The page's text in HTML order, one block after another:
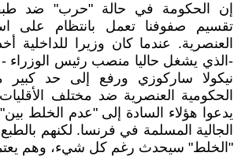
إن الحكومة في حالة "حرب" ضد
تقسيم صفوفنا تعمل بانتظام على
العنصرية. عندما كان وزيرا للداخلية
-الذي يشغل حاليا منصب رئيس الوزراء
نيكولا ساركوزي ورفع إلى حد كبير
الحكومية العنصرية ضد مختلف
يدعوا هؤلاء السادة إلى "عدم الخلط بين"
الجالية المسلمة في فرنسا. لكنهم
"الخلط" سيحدث رغم كل شيء، وهم